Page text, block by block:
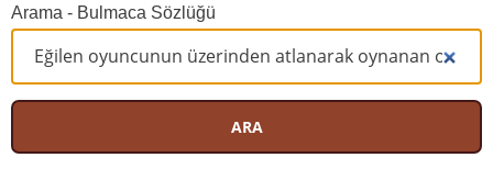
Arama - Bulmaca Sözlüğü
ARA